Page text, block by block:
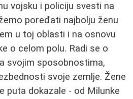
vojsku i policiju svesti na
poređati najbolju ženu
u toj oblasti i na osnovu
o celom polu. Radi se o
svojim sposobnostima,
svoje zemlje. Žene
puta dokazale - od Milunke